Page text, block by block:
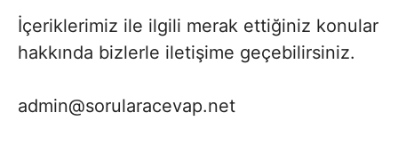
İçeriklerimiz ile ilgili merak ettiğiniz konular
hakkında bizlerle iletişime geçebilirsiniz.
admin@sorularacevap.net